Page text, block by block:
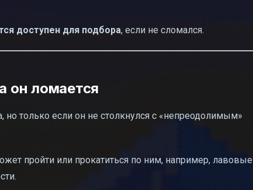
доступен для подбора, если не сломался.
он ломается
только если он не столкнулся с «непреодолимым»
пройти или прокатиться по ним, например, лавовые